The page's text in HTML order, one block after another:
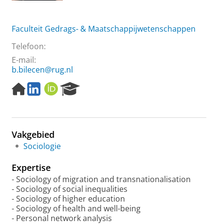
Faculteit Gedrags- & Maatschappijwetenschappen
Telefoon:
E-mail:
b.bilecen@rug.nl
H
o
e
a
g
L
i
k
d
I
O
R
I
e
o
r
t
a
l
Vakgebied
Sociologie
Expertise
- Sociology of migration and transnationalisation
- Sociology of social inequalities
- Sociology of higher education
- Sociology of health and well-being
- Personal network analysis